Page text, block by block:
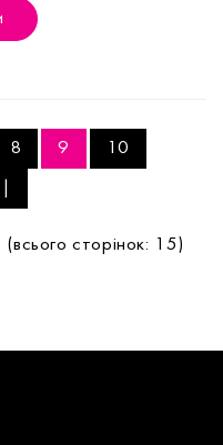
8 9 10
сторінок: 15)